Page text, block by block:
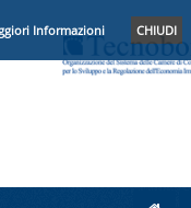
Informazioni CHIUDI